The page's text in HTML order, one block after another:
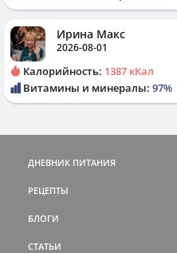
Ирина Макс
2026-08-01
Калорийность: 1387 кКал
Витамины и минералы: 97%
ДНЕВНИК ПИТАНИЯ
РЕЦЕПТЫ
БЛОГИ
СТАТЬИ